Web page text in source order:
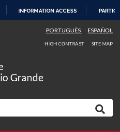
INFORMATION ACCESS
PORTUGUÊS ESPAÑOL
HIGH CONTRAST SITE MAP
Grande